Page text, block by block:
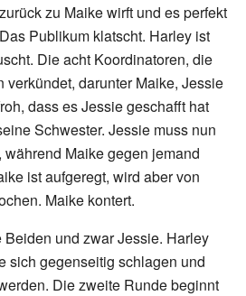
zu Maike wirft und es perfekt
Publikum klatscht. Harley ist
Die acht Koordinatoren, die
verkündet, darunter Maike, Jessie
dass es Jessie geschafft hat
Schwester. Jessie muss nun
Maike gegen jemand
ist aufgeregt, wird aber von
Maike kontert.
und zwar Jessie. Harley
sich gegenseitig schlagen und
Die zweite Runde beginnt